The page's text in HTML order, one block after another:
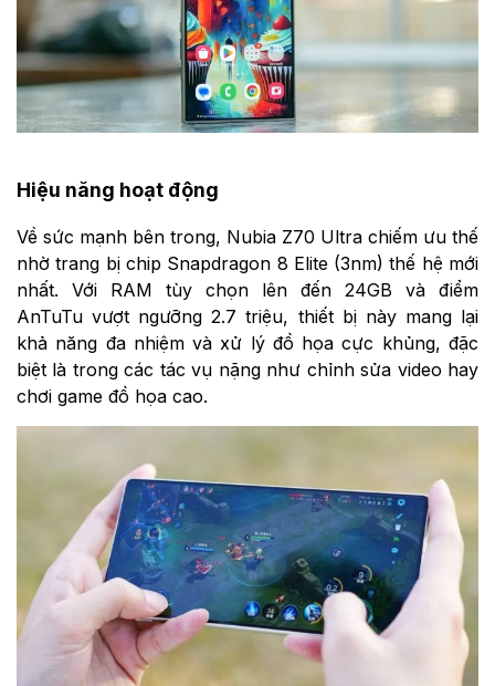
Hiệu năng hoạt động
Về sức mạnh bên trong, Nubia Z70 Ultra chiếm ưu thế
nhờ trang bị chip Snapdragon 8 Elite (3nm) thế hệ mới
nhất. Với RAM tùy chọn lên đến 24GB và điểm
AnTuTu vượt ngưỡng 2.7 triệu, thiết bị này mang lại
khả năng đa nhiệm và xử lý đồ họa cực khủng, đặc
biệt là trong các tác vụ nặng như chỉnh sửa video hay
chơi game đồ họa cao.